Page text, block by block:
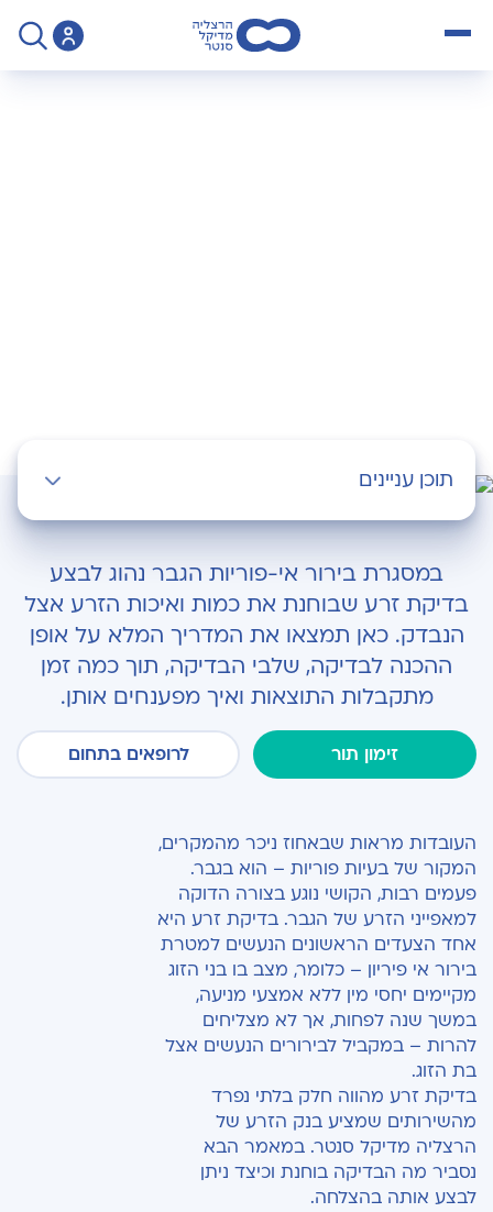
תוכן עניינים
תוצאות בדיקת זרע
מה עושים לאחר בדיקת הזרע?
היתרונות של בדיקות זרע בהרצליה מדיקל סנטר
במסגרת בירור אי-פוריות הגבר נהוג לבצע
בדיקת זרע שבוחנת את כמות ואיכות הזרע אצל
הנבדק. כאן תמצאו את המדריך המלא על אופן
ההכנה לבדיקה, שלבי הבדיקה, תוך כמה זמן
מתקבלות התוצאות ואיך מפענחים אותן.
זימון תור לרופאים בתחום
העובדות מראות שבאחוז ניכר מהמקרים,
המקור של בעיות פוריות – הוא בגבר.
פעמים רבות, הקושי נוגע בצורה הדוקה
למאפייני הזרע של הגבר. בדיקת זרע היא
אחד הצעדים הראשונים הנעשים למטרת
בירור אי פיריון – כלומר, מצב בו בני הזוג
מקיימים יחסי מין ללא אמצעי מניעה,
במשך שנה לפחות, אך לא מצליחים
להרות – במקביל לבירורים הנעשים אצל
בת הזוג.
בדיקת זרע מהווה חלק בלתי נפרד
מהשירותים שמציע בנק הזרע של
הרצליה מדיקל סנטר. במאמר הבא
נסביר מה הבדיקה בוחנת וכיצד ניתן
לבצע אותה בהצלחה.